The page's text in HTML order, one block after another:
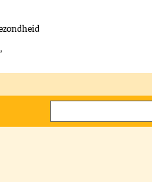
Zoeken